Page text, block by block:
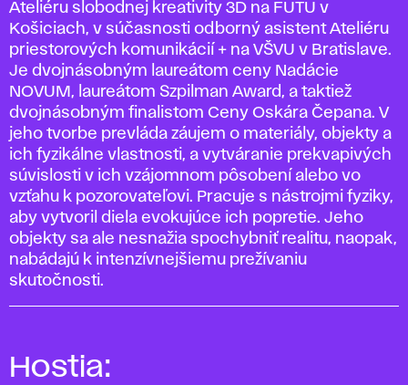
Ateliéru slobodnej kreativity 3D na FUTU v
Košiciach, v súčasnosti odborný asistent Ateliéru
priestorových komunikácií + na VŠVU v Bratislave.
Je dvojnásobným laureátom ceny Nadácie
NOVUM, laureátom Szpilman Award, a taktiež
dvojnásobným finalistom Ceny Oskára Čepana. V
jeho tvorbe prevláda záujem o materiály, objekty a
ich fyzikálne vlastnosti, a vytváranie prekvapivých
súvislosti v ich vzájomnom pôsobení alebo vo
vzťahu k pozorovateľovi. Pracuje s nástrojmi fyziky,
aby vytvoril diela evokujúce ich popretie. Jeho
objekty sa ale nesnažia spochybniť realitu, naopak,
nabádajú k intenzívnejšiemu prežívaniu
skutočnosti.
Hostia: